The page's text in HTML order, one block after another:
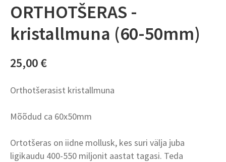
ORTHOTŠERAS -
kristallmuna (60-50mm)
25,00 €
Orthotšerasist kristallmuna
Mõõdud ca 60x50mm
Ortotšeras on iidne mollusk, kes suri välja juba
ligikaudu 400-550 miljonit aastat tagasi. Teda